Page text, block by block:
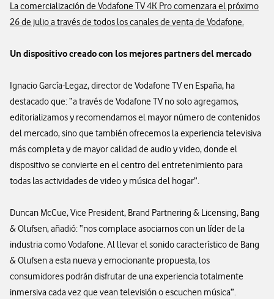
La comercialización de Vodafone TV 4K Pro comenzara el próximo
26 de julio a través de todos los canales de venta de Vodafone.
Un dispositivo creado con los mejores partners del mercado
Ignacio García-Legaz, director de Vodafone TV en España, ha
destacado que: “a través de Vodafone TV no solo agregamos,
editorializamos y recomendamos el mayor número de contenidos
del mercado, sino que también ofrecemos la experiencia televisiva
más completa y de mayor calidad de audio y video, donde el
dispositivo se convierte en el centro del entretenimiento para
todas las actividades de video y música del hogar”.
Duncan McCue, Vice President, Brand Partnering & Licensing, Bang
& Olufsen, añadió: “nos complace asociarnos con un líder de la
industria como Vodafone. Al llevar el sonido característico de Bang
& Olufsen a esta nueva y emocionante propuesta, los
consumidores podrán disfrutar de una experiencia totalmente
inmersiva cada vez que vean televisión o escuchen música”.